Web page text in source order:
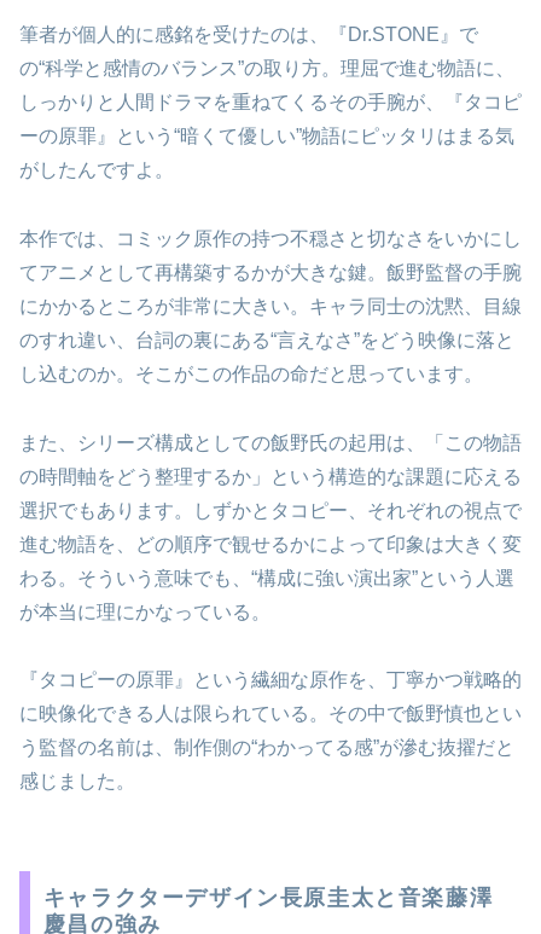
筆者が個人的に感銘を受けたのは、『Dr.STONE』で
の“科学と感情のバランス”の取り方。理屈で進む物語に、
しっかりと人間ドラマを重ねてくるその手腕が、『タコピ
ーの原罪』という“暗くて優しい”物語にピッタリはまる気
がしたんですよ。
本作では、コミック原作の持つ不穏さと切なさをいかにし
てアニメとして再構築するかが大きな鍵。飯野監督の手腕
にかかるところが非常に大きい。キャラ同士の沈黙、目線
のすれ違い、台詞の裏にある“言えなさ”をどう映像に落と
し込むのか。そこがこの作品の命だと思っています。
また、シリーズ構成としての飯野氏の起用は、「この物語
の時間軸をどう整理するか」という構造的な課題に応える
選択でもあります。しずかとタコピー、それぞれの視点で
進む物語を、どの順序で観せるかによって印象は大きく変
わる。そういう意味でも、“構成に強い演出家”という人選
が本当に理にかなっている。
『タコピーの原罪』という繊細な原作を、丁寧かつ戦略的
に映像化できる人は限られている。その中で飯野慎也とい
う監督の名前は、制作側の“わかってる感”が滲む抜擢だと
感じました。
キャラクターデザイン長原圭太と音楽藤澤
慶昌の強み